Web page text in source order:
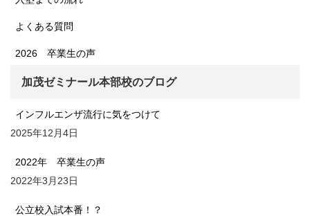
よくある質問
2026 卒業生の声
加茂ゼミナール本部校のブログ
インフルエンザ流行に気をつけて
2025年12月4日
2022年 卒業生の声
2022年3月23日
公立校入試本番！？